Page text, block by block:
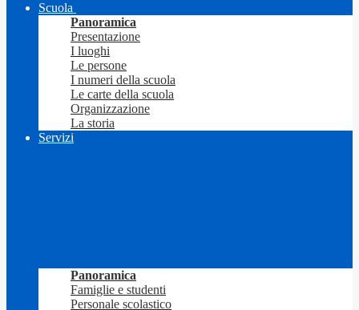
Scuola
Panoramica
Presentazione
I luoghi
Le persone
I numeri della scuola
Le carte della scuola
Organizzazione
La storia
Servizi
Panoramica
Famiglie e studenti
Personale scolastico